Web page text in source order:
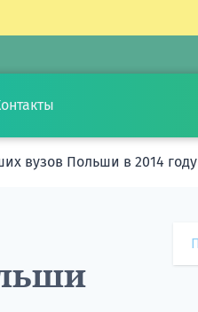
вузов Польши в 2014 году